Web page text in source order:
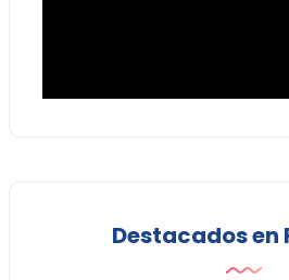
Destacados en